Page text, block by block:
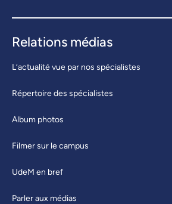
Relations médias
L’actualité vue par nos spécialistes
Répertoire des spécialistes
Album photos
Filmer sur le campus
UdeM en bref
Parler aux médias